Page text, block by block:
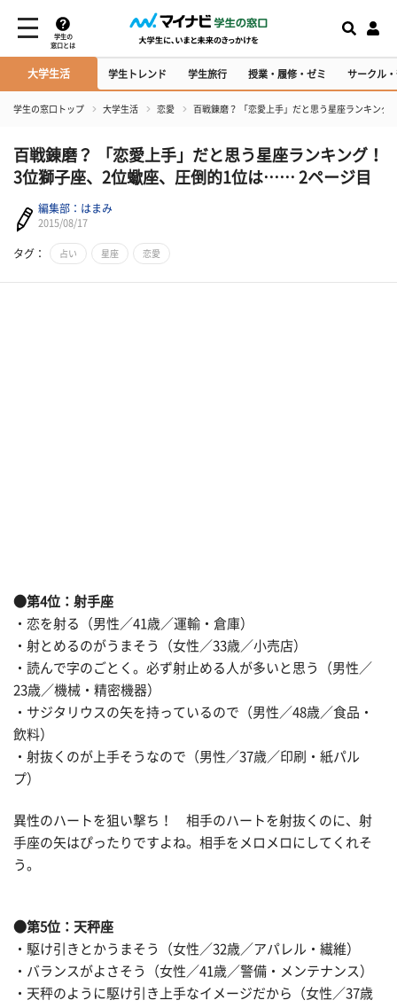
学生の
窓口とは
大学生活 学生トレンド 学生旅行 授業・履修・ゼミ サークル
学生の窓口トップ 大学生活 恋愛 百戦錬磨？ 「恋愛上手」だと思う星座ランキン
百戦錬磨？ 「恋愛上手」だと思う星座ランキング！
3位獅子座、2位蠍座、圧倒的1位は…… 2ページ目
編集部：はまみ
2015/08/17
タグ： 占い 星座 恋愛
●第4位：射手座
・恋を射る（男性／41歳／運輸・倉庫）
・射とめるのがうまそう（女性／33歳／小売店）
・読んで字のごとく。必ず射止める人が多いと思う（男性／
23歳／機械・精密機器）
・サジタリウスの矢を持っているので（男性／48歳／食品・
飲料）
・射抜くのが上手そうなので（男性／37歳／印刷・紙パル
プ）
異性のハートを狙い撃ち！ 相手のハートを射抜くのに、射
手座の矢はぴったりですよね。相手をメロメロにしてくれそ
う。
●第5位：天秤座
・駆け引きとかうまそう（女性／32歳／アパレル・繊維）
・バランスがよさそう（女性／41歳／警備・メンテナンス）
・天秤のように駆け引き上手なイメージだから（女性／37歳